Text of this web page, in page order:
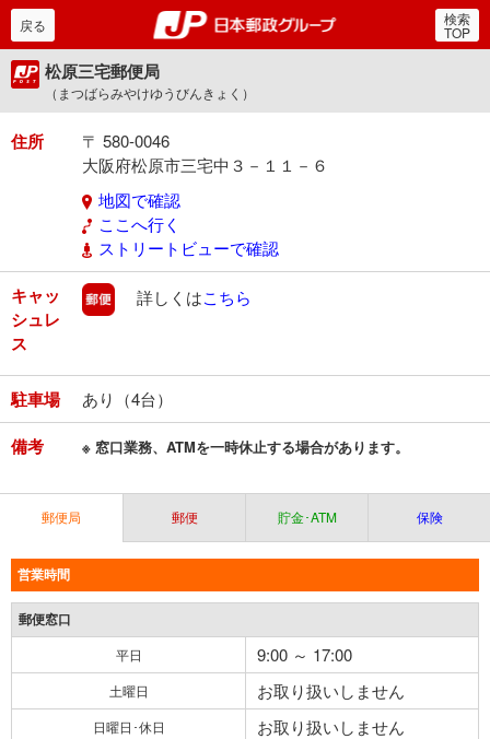
郵便局・日本郵政グルー
戻る 検索
TOP
松原三宅郵便局
（まつばらみやけゆうびんきょく）
住所
〒 580-0046
大阪府松原市三宅中３－１１－６
地図で確認
ここへ行く
ストリートビューで確認
キャッ
シュレ
ス
郵便
詳しくはこちら
駐車場 あり（4台）
備考 ※ 窓口業務、ATMを一時休止する場合があります。
郵便局 郵便 貯金･ATM 保険
営業時間
郵便窓口
平日 9:00 ～ 17:00
土曜日 お取り扱いしません
日曜日･休日 お取り扱いしません